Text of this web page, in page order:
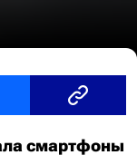
смартфоны